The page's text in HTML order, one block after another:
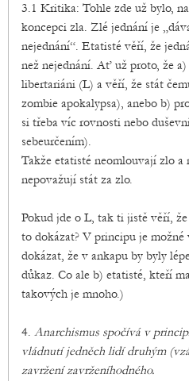
3.1 Kritika: Tohle zde už bylo,
koncepci zla. Zlé jednání je
nejednání“. Etatisté věří, že
než nejednání. Ať už proto, že
libertariáni (L) a věří, že stát
zombie apokalypsa), anebo b)
si třeba víc rovnosti nebo
sebeurčením).
Takže etatisté neomlouvají zlo a
nepovažují stát za zlo.
Pokud jde o L, tak ti jistě věří,
to dokázat? V principu je
dokázat, že v ankapu by byly
důkaz. Co ale b) etatisté, kteří
takových je mnoho.)
4. Anarchismus spočívá v
vládnutí jedněch lidí druhým
zavržení zavrženíhodného.